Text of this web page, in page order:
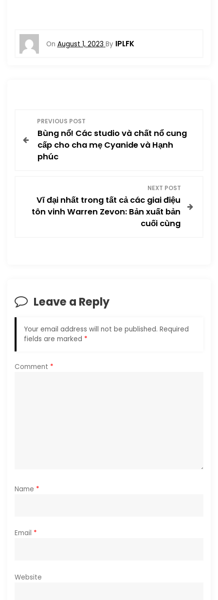
On August 1, 2023 By IPLFK
o
g
a
i
PREVIOUS POST
Bùng nổ! Các studio và chất nổ cung
cấp cho cha mẹ Cyanide và Hạnh
phúc
NEXT POST
Vĩ đại nhất trong tất cả các giai điệu
tôn vinh Warren Zevon: Bản xuất bản
cuối cùng
Leave a Reply
Your email address will not be published. Required
fields are marked *
Comment *
Name *
Email *
Website